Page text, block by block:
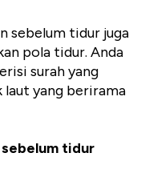
sebelum tidur juga
pola tidur. Anda
surah yang
laut yang berirama
tidur